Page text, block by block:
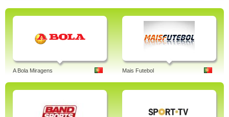
A Bola Miragens Mais Futebol